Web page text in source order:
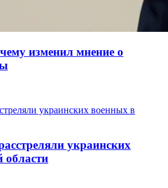
изменил мнение о
украинских
области